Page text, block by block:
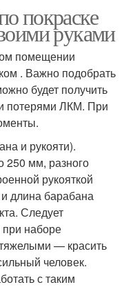
покраске
руками
помещении
. Важно подобрать
будет получить
потерями ЛКМ. При
и рукояти).
250 мм, разного
рукояткой
длина барабана
Следует
наборе
— красить
человек.
с таким